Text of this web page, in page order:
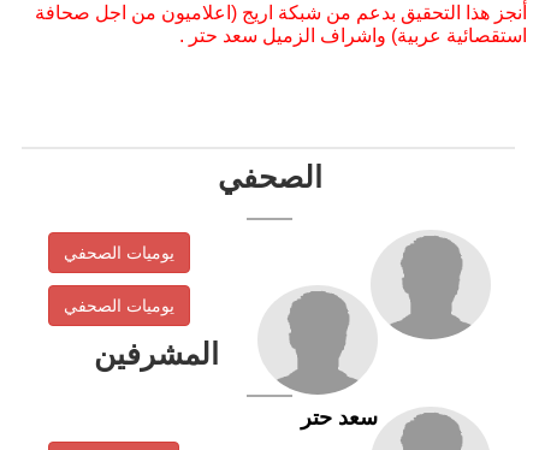
أنجز هذا التحقيق بدعم من شبكة اريج (اعلاميون من اجل صحافة
استقصائية عربية) واشراف الزميل سعد حتر .
الصحفي
يوميات الصحفي
يوميات الصحفي
المشرفين
سعد حتر